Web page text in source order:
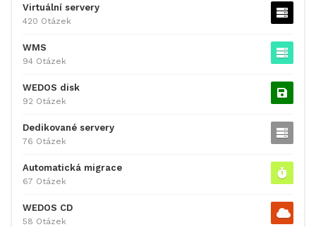
Virtuální servery
420 Otázek
WMS
94 Otázek
WEDOS disk
92 Otázek
Dedikované servery
76 Otázek
Automatická migrace
67 Otázek
WEDOS CD
58 Otázek